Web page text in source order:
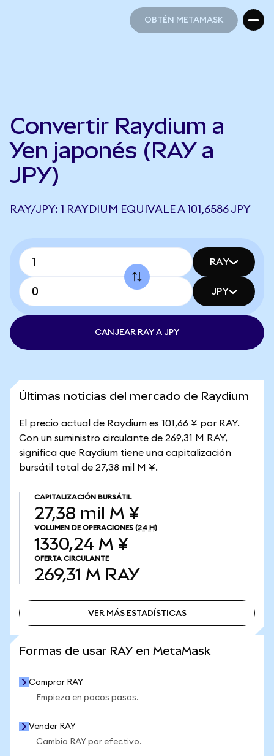
OBTÉN METAMASK
Convertir Raydium a
Yen japonés (RAY a
JPY)
RAY/JPY: 1 RAYDIUM EQUIVALE A 101,6586 JPY
RAY
JPY
CANJEAR RAY A JPY
Últimas noticias del mercado de Raydium
El precio actual de Raydium es 101,66 ¥ por RAY.
Con un suministro circulante de 269,31 M RAY,
significa que Raydium tiene una capitalización
bursátil total de 27,38 mil M ¥.
CAPITALIZACIÓN BURSÁTIL
27,38 mil M ¥
VOLUMEN DE OPERACIONES (24 H)
1330,24 M ¥
OFERTA CIRCULANTE
269,31 M RAY
VER MÁS ESTADÍSTICAS
Formas de usar RAY en MetaMask
Comprar RAY
Empieza en pocos pasos.
Vender RAY
Cambia RAY por efectivo.